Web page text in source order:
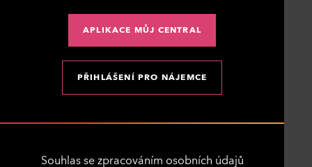
APLIKACE MŮJ CENTRAL
PŘIHLÁŠENÍ PRO NÁJEMCE
Souhlas se zpracováním osobních údajů